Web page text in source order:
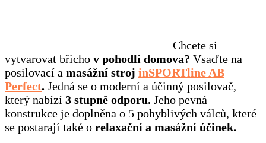
Chcete si
vytvarovat břicho v pohodlí domova? Vsaďte na
posilovací a masážní stroj inSPORTline AB
Perfect. Jedná se o moderní a účinný posilovač,
který nabízí 3 stupně odporu. Jeho pevná
konstrukce je doplněna o 5 pohyblivých válců, které
se postarají také o relaxační a masážní účinek.